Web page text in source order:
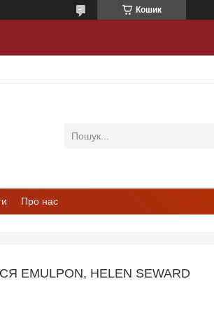
Кошик
Про нас
HELEN SEWARD